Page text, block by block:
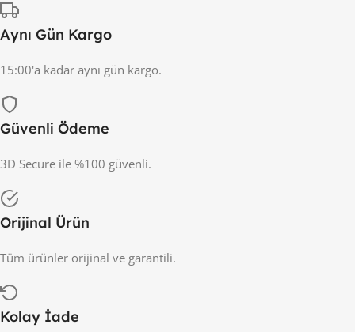
Aynı Gün Kargo
15:00'a kadar aynı gün kargo.
Güvenli Ödeme
3D Secure ile %100 güvenli.
Orijinal Ürün
Tüm ürünler orijinal ve garantili.
Kolay İade